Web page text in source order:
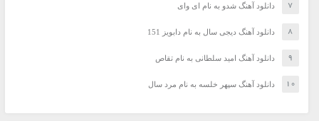
دانلود آهنگ شدو به نام ای وای
دانلود آهنگ دیجی سال به نام دابویز 151
دانلود آهنگ امید سلطانی به نام تقاص
دانلود آهنگ سپهر خلسه به نام مرد سال